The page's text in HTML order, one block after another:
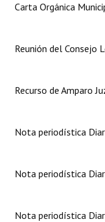
Organigrama
Actas de Sesión
Carta Orgánica
Reunión del Consejo
Recurso de Amparo
Nota periodística
Nota periodística
Nota periodística